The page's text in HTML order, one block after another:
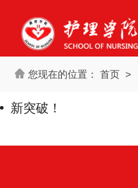
首页 >
新突破！